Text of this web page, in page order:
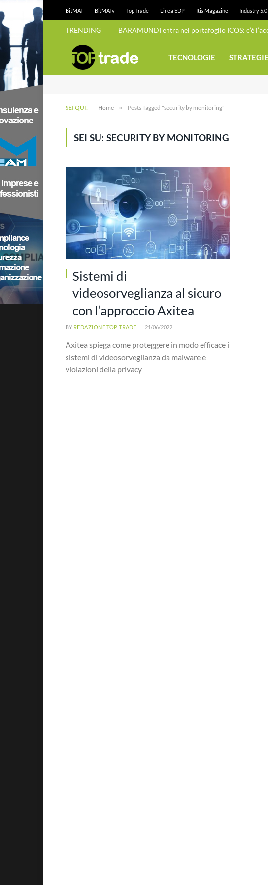
BitMAT BitMATv Top Trade Linea EDP Itis Magazine Industry 5.0
TRENDING BARAMUNDI entra nel portafoglio ICOS: c’è
TECNOLOGIE STRATEGIE
SEI QUI: Home » Posts Tagged "security by monitoring"
SEI SU: SECURITY BY MONITORING
Sistemi di
videosorveglianza al sicuro
con l’approccio Axitea
BY REDAZIONE TOP TRADE 21/06/2022
Axitea spiega come proteggere in modo efficace i
sistemi di videosorveglianza da malware e
violazioni della privacy